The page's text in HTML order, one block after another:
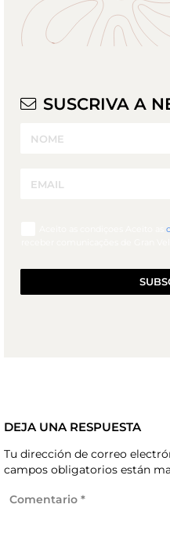
SUSCRIVA A
DEJA UNA RESPUESTA
Tu dirección de correo
campos obligatorios están